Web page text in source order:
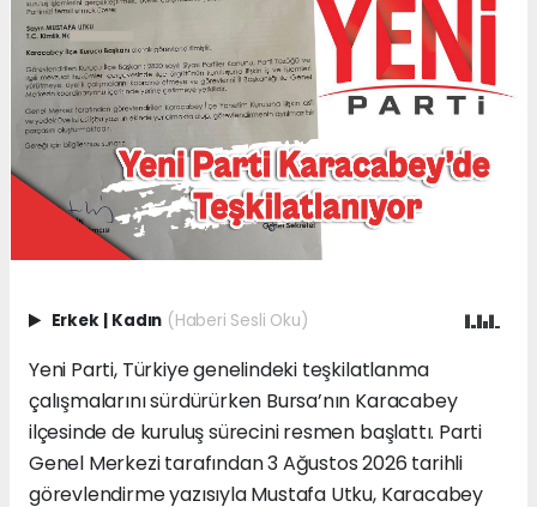
Erkek Kadın (Haberi Sesli Oku)
Yeni Parti, Türkiye genelindeki teşkilatlanma
çalışmalarını sürdürürken Bursa’nın Karacabey
ilçesinde de kuruluş sürecini resmen başlattı. Parti
Genel Merkezi tarafından 3 Ağustos 2026 tarihli
görevlendirme yazısıyla Mustafa Utku, Karacabey